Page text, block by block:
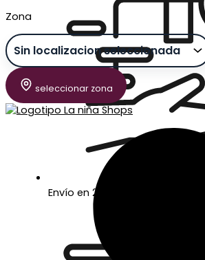
Zona
seleccionar zona
Envío en 24/48 horas laborables